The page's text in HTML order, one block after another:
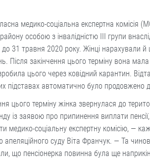
медико-соціальна експертна комісія
особою з інвалідністю ІІІ групи
31 травня 2020 року. Жінці нарахували
Після закінчення цього терміну вона
цього через ковідний карантин.
підставах автоматично було продовжено
цього терміну жінка звернулася до
із заявою про припинення виплати
медико-соціальну експертну комісію, —
апеляційного суду Віта Франчук. — Та
що пенсіонерка повинна була ще